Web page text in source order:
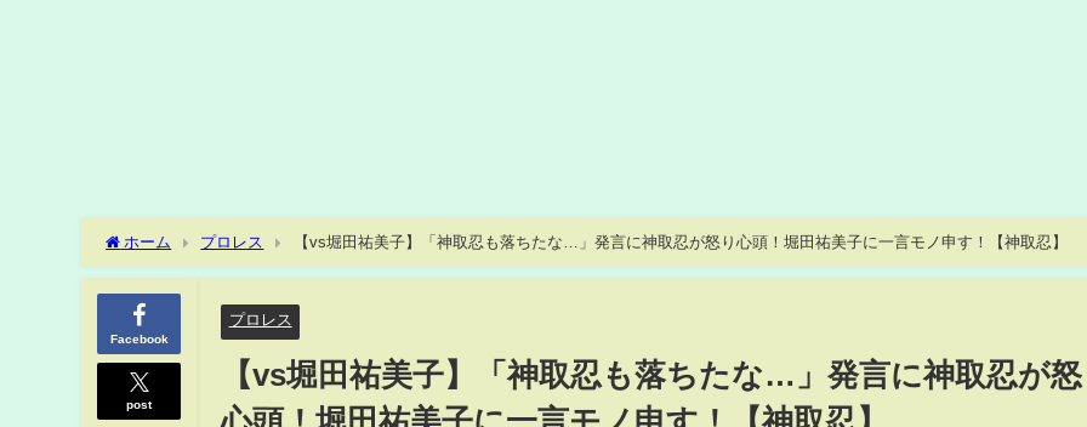
ホーム プロレス 【vs堀田祐美子】「神取忍も落ちたな…」発言に神取忍が怒り心頭！堀田祐美子に一言モノ申す！【神取忍】
Facebook
post
プロレス
【vs堀田祐美子】「神取忍も落ちたな…」発言に神取忍が
心頭！堀田祐美子に一言モノ申す！【神取忍】